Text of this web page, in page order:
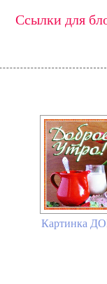
Ссылки для
Картинка